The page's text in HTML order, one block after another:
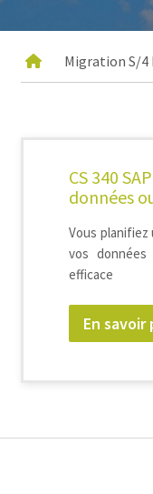
Migration S/4
CS 340
données
Vous planifiez
vos
efficace
En savoir